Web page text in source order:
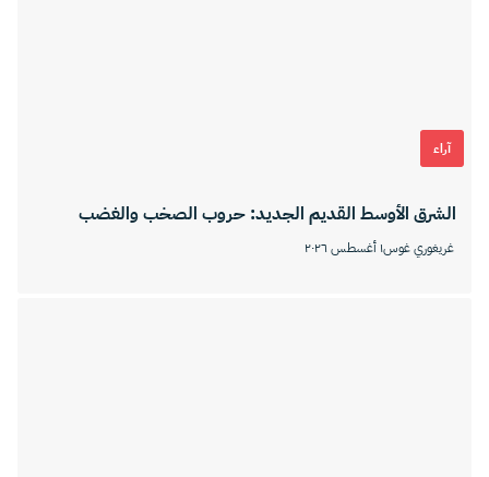
آراء
الشرق الأوسط القديم الجديد: حروب الصخب والغضب
غريغوري غوس١ أغسطس ٢٠٢٦